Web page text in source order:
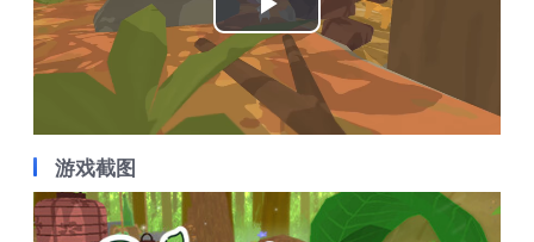
Play
Video
游戏截图